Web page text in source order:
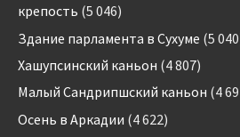
крепость (5 046)
Здание парламента в Сухуме (5
Хашупсинский каньон (4 807)
Малый Сандрипшский каньон (4
Осень в Аркадии (4 622)